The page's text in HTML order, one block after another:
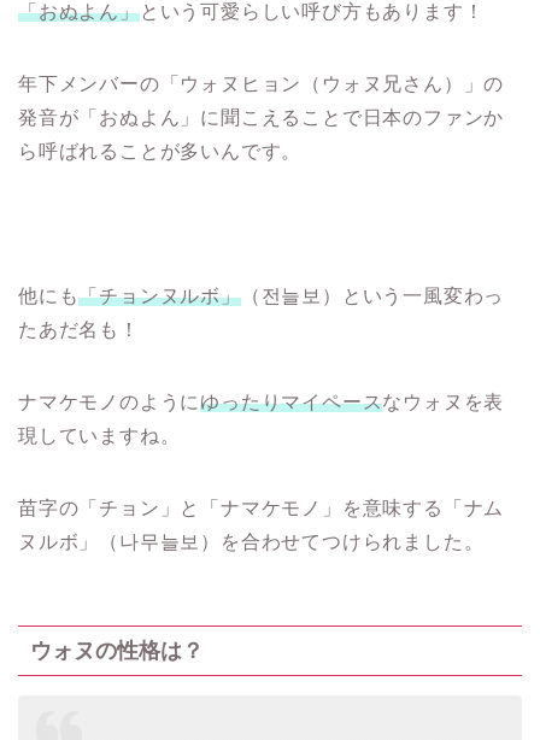
「おぬよん」という可愛らしい呼び方もあります！
年下メンバーの「ウォヌヒョン（ウォヌ兄さん）」の
発音が「おぬよん」に聞こえることで日本のファンか
ら呼ばれることが多いんです。
他にも「チョンヌルボ」（전늘보）という一風変わっ
たあだ名も！
ナマケモノのようにゆったりマイペースなウォヌを表
現していますね。
苗字の「チョン」と「ナマケモノ」を意味する「ナム
ヌルボ」（나무늘보）を合わせてつけられました。
ウォヌの性格は？